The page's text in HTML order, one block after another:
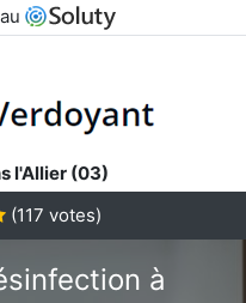
l'Allier (03)
(117 votes)
à